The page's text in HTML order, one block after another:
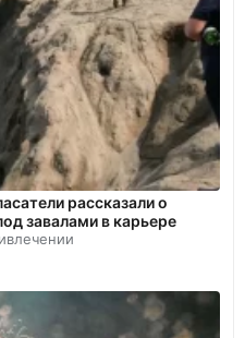
рассказали о
завалами в карьере